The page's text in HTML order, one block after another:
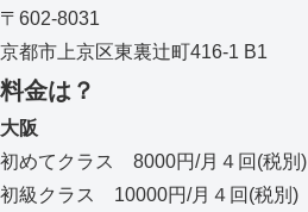
〒602-8031
京都市上京区東裏辻町416-1 B1
料金は？
大阪
初めてクラス 8000円/月４回(税別)
初級クラス 10000円/月４回(税別)